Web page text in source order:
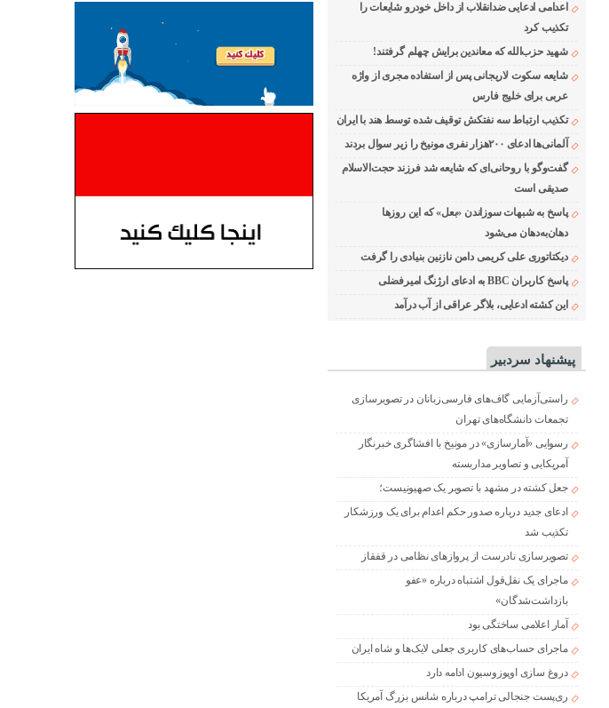
اعدامی ادعایی ضدانقلاب از داخل خودرو شایعات را
تکذیب کرد
شهید حزب‌الله که معاندین برایش چهلم گرفتند!
شایعه سکوت لاریجانی پس از استفاده مجری از واژه
عربی برای خلیج فارس
تکذیب ارتباط سه نفتکش توقیف شده توسط هند با ایران
آلمانی‌ها ادعای ۲۰۰هزار نفری مونیخ را زیر سوال بردند
گفت‌وگو با روحانی‌ای که شایعه شد فرزند حجت‌الاسلام
صدیقی است
پاسخ به شبهات سوزاندن «بعل» که این روزها
دهان‌به‌دهان می‌شود
دیکتاتوری علی کریمی دامن نازنین بنیادی را گرفت
پاسخ کاربران BBC به ادعای ارژنگ امیرفضلی
این کشته ادعایی، بلاگر عراقی از آب درآمد
پیشنهاد سردبیر
راستی‌آزمایی گاف‌های فارسی‌زبانان در تصویرسازی
تجمعات دانشگاه‌های تهران
رسوایی «آمارسازی» در مونیخ با افشاگری خبرنگار
آمریکایی و تصاویر مداربسته
جعل کشته در مشهد با تصویر یک صهیونیست؛
ادعای جدید درباره صدور حکم اعدام برای یک ورزشکار
تکذیب شد
تصویرسازی نادرست از پروازهای نظامی در قفقاز
ماجرای یک نقل‌قول اشتباه درباره «عفو
بازداشت‌شدگان»
آمار اعلامی ساختگی بود
ماجرای حساب‌های کاربری جعلی لایک‌ها و شاه ایران
دروغ سازی اوپوزوسیون ادامه دارد
ری‌پست جنجالی ترامپ درباره شانس بزرگ آمریکا